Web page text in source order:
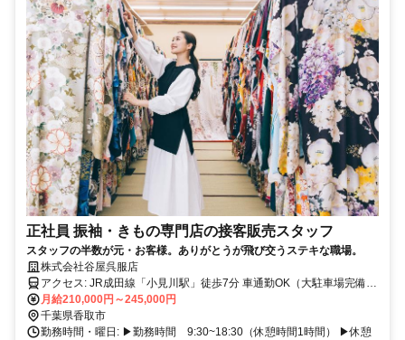
正社員 振袖・きもの専門店の接客販売スタッフ
スタッフの半数が元・お客様。ありがとうが飛び交うステキな職場。
株式会社谷屋呉服店
アクセス: JR成田線「小見川駅」徒歩7分 車通勤OK（大駐車場完備・
交通費全額支給）
月給210,000円～245,000円
千葉県香取市
勤務時間・曜日: ▶勤務時間 9:30~18:30（休憩時間1時間） ▶休憩